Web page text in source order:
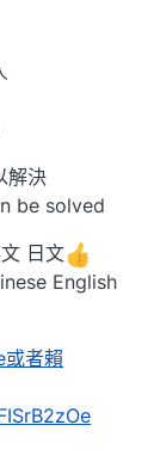
解決
be solved
日文
English
者賴